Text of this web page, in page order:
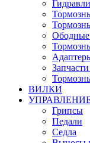
Ободные
ВИЛКИ
Грипсы
Педали
Седла